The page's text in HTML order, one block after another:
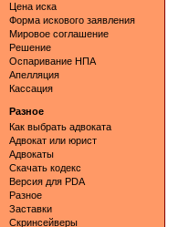
Цена иска
Форма искового заявления
Мировое соглашение
Решение
Оспаривание НПА
Апелляция
Кассация
Разное
Как выбрать адвоката
Адвокат или юрист
Адвокаты
Скачать кодекс
Версия для PDA
Разное
Заставки
Скринсейверы